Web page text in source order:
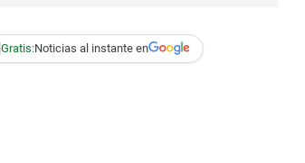
Gratis:Noticias al instante en